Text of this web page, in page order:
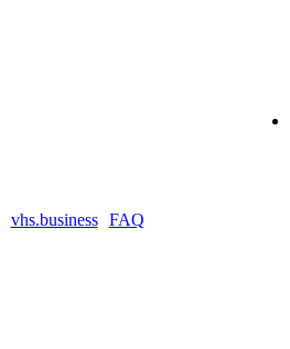
vhs.business FAQ